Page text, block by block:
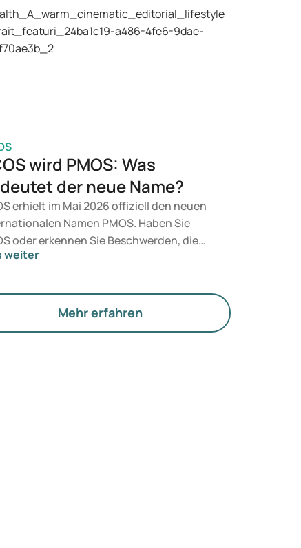
Welche Behandlung für Sie geeignet
ein Arzt auf Grundlage Ihrer
Ihres BMI und Ihres
wird PMOS: Was
der neue Name?
erhielt im Mai 2026 offiziell den neuen
Namen PMOS. Haben Sie
oder erkennen Sie Beschwerden, die
passen? Medizinisch ändert sich
Gewicht auf Hormone, den Stoffwechsel
die Funktion der Eierstöcke.
weiter
Mehr erfahren